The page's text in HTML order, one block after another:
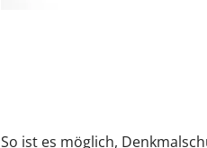
So ist es möglich,